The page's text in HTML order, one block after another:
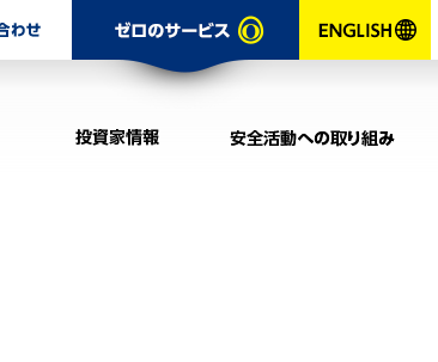
お問い合わせ